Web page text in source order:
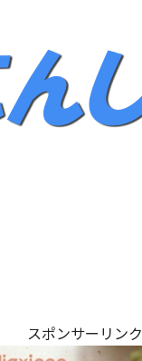
スポンサーリンク